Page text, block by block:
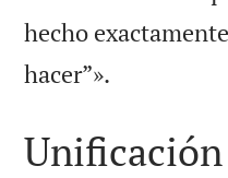
hecho
hacer”».
Unificación